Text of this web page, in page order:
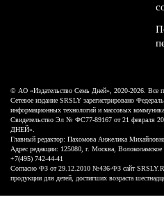
© АО «Издательство Семь Дней», 2020-2026. Все
Сетевое издание SRSLY зарегистрировано
информационных технологий и массовых
Свидетельство Эл № ФС77-89167 от 21 февраля
ДНЕЙ».
Главный редактор: Пахомова Анжелика
Адрес редакции: 125080, г. Москва,
+7(495) 742-44-41
Согласно ФЗ от 29.12.2010 №436-ФЗ сайт
продукции для детей, достигших возраста